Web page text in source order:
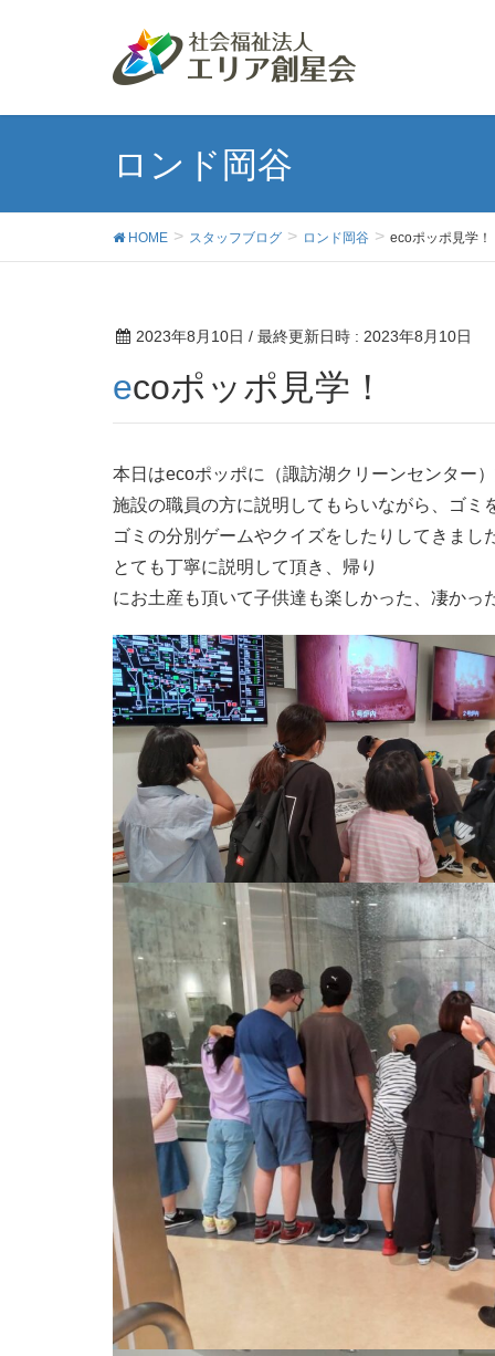
ロンド岡谷
HOME スタッフブログ ロンド岡谷 ecoポッポ見学！
2023年8月10日 / 最終更新日時 : 2023年8月10日
ecoポッポ見学！
本日はecoポッポに（諏訪湖クリーンセンター
施設の職員の方に説明してもらいながら、ゴミ
ゴミの分別ゲームやクイズをしたりしてきまし
とても丁寧に説明して頂き、帰り
にお土産も頂いて子供達も楽しかった、凄かっ